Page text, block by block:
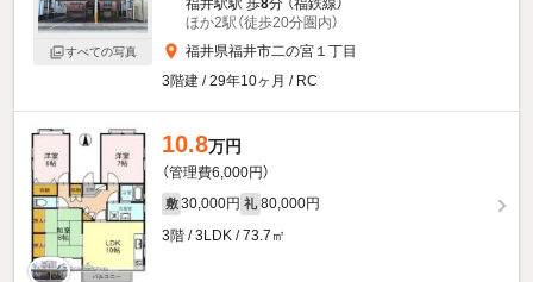
すべての写真
福井駅駅 歩8分 （福鉄線）
ほか2駅（徒歩20分圏内）
福井県福井市二の宮１丁目
3階建 / 29年10ヶ月 / RC
10.8万円
（管理費6,000円）
敷 30,000円 礼 80,000円
3階 / 3LDK / 73.7㎡